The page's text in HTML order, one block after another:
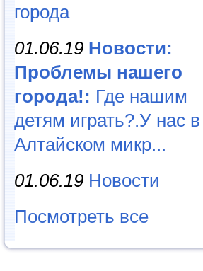
города
01.06.19 Новости:
Проблемы нашего
города!: Где нашим
детям играть?.У нас в
Алтайском микр...
01.06.19 Новости
Посмотреть все